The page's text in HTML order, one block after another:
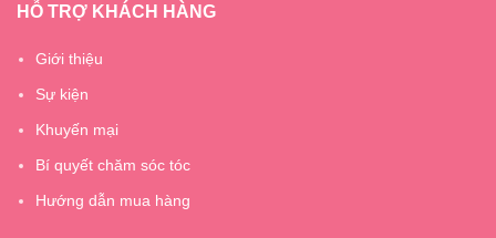
HỖ TRỢ KHÁCH HÀNG
Giới thiệu
Sự kiện
Khuyến mại
Bí quyết chăm sóc tóc
Hướng dẫn mua hàng